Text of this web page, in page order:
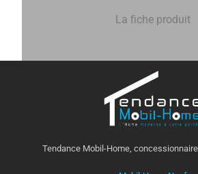
La fiche produit
Tendance Mobil-Home,